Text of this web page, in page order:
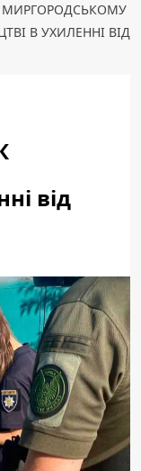
МИРГОРОДСЬКОМУ
В УХИЛЕННІ ВІД
від